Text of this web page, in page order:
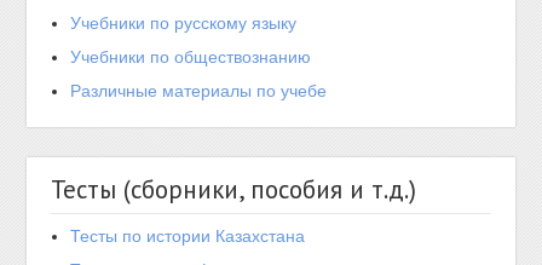
Учебники по русскому языку
Учебники по обществознанию
Различные материалы по учебе
Тесты (сборники, пособия и т.д.)
Тесты по истории Казахстана